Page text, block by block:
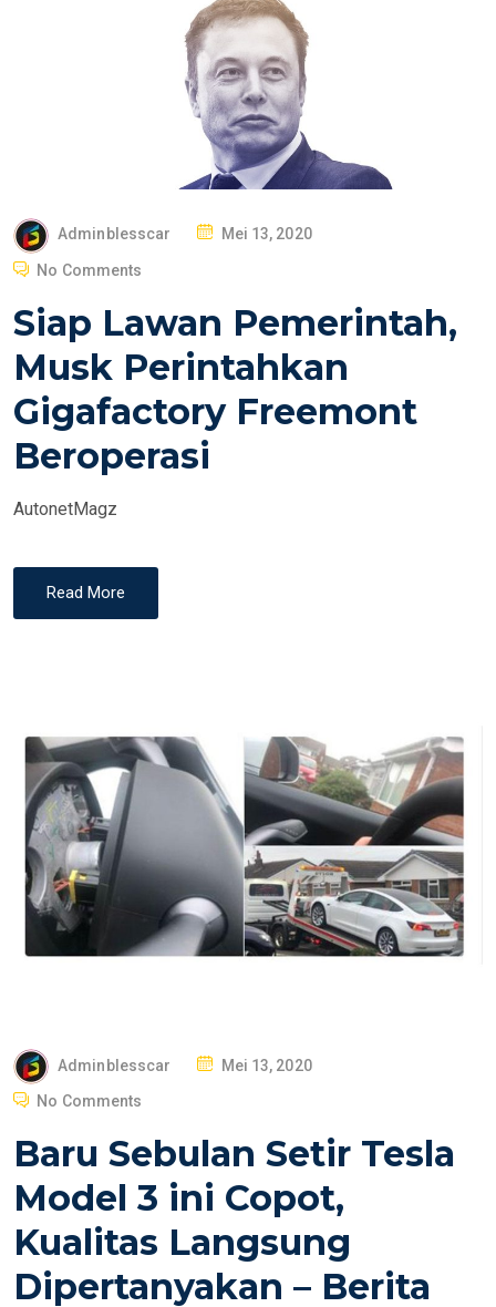
Adminblesscar
P
T
D
O
N
Mei 13, 2020
No Comments
Siap Lawan Pemerintah,
Musk Perintahkan
Gigafactory Freemont
Beroperasi
AutonetMagz
Read More
Adminblesscar
P
T
D
O
Mei 13, 2020
No Comments
Baru Sebulan Setir Tesla
Model 3 ini Copot,
Kualitas Langsung
Dipertanyakan – Berita